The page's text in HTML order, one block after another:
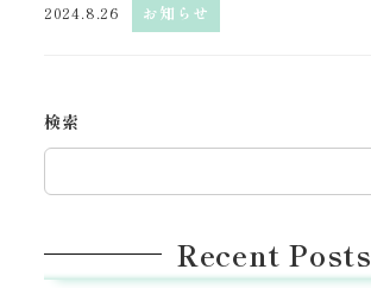
2024.8.26 お知らせ
検索
Recent Posts